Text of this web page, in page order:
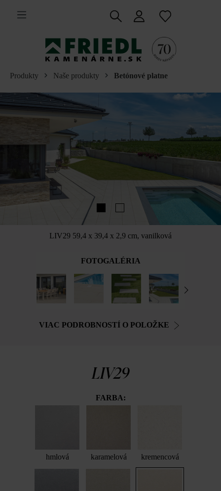
hlavný obsah
Produkty Naše produkty Betónové platne
LIV29 59,4 x 39,4 x 2,9 cm, vanilková
FOTOGALÉRIA
VIAC PODROBNOSTÍ O POLOŽKE
LIV29
FARBA:
hmlová karamelová kremencová